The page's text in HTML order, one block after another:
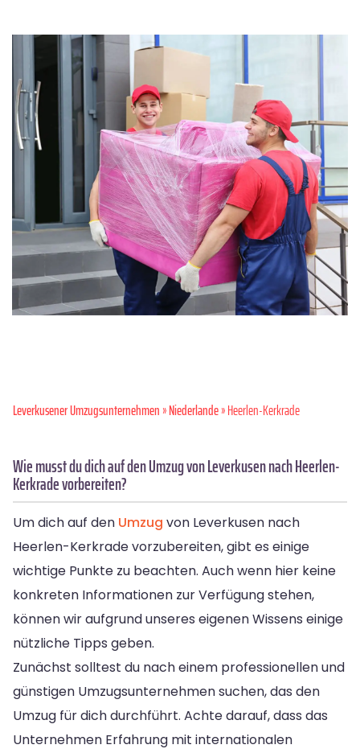
Leverkusener Umzugsunternehmen»Niederlande» Heerlen-Kerkrade
Wie musst du dich auf den Umzug von Leverkusen nach Heerlen-
Kerkrade vorbereiten?
Um dich auf den Umzug von Leverkusen nach
Heerlen-Kerkrade vorzubereiten, gibt es einige
wichtige Punkte zu beachten. Auch wenn hier keine
konkreten Informationen zur Verfügung stehen,
können wir aufgrund unseres eigenen Wissens einige
nützliche Tipps geben.
Zunächst solltest du nach einem professionellen und
günstigen Umzugsunternehmen suchen, das den
Umzug für dich durchführt. Achte darauf, dass das
Unternehmen Erfahrung mit internationalen